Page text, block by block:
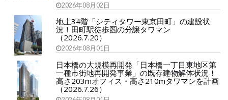
2026年08月02日
地上34階「シティタワー東京田町」の建設状
況！田町駅徒歩圏の分譲タワマン
（2026.7.20）
2026年08月01日
日本橋の大規模再開発「日本橋一丁目東地区第
一種市街地再開発事業」の既存建物解体状況！
高さ203mオフィス・高さ210mタワマンを計画
（2026.7.26）